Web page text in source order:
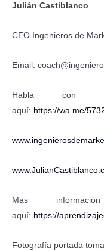
Julián Castiblanco
CEO Ingenieros de
Email:
Habla con
aquí: https://wa.me/
Mas
aquí: https://
Fotografía portada